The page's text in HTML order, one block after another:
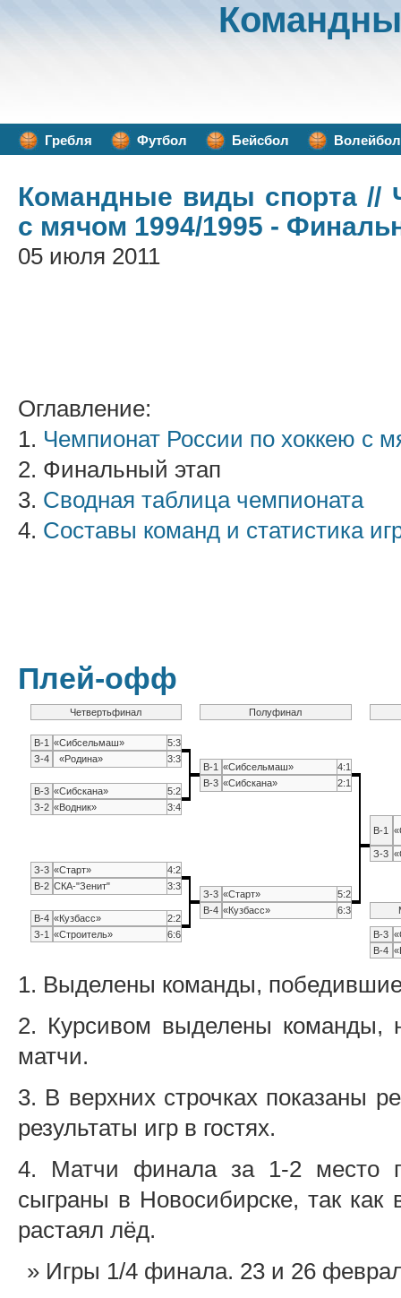
Гребля Футбол Бейсбол Волейбол
Командные виды спорта //
с мячом 1994/1995 -
05 июля 2011
Оглавление:
1. Чемпионат России по хоккею с
2. Финальный этап
3. Сводная таблица чемпионата
4. Составы команд и статистика
Плей-офф
Четвертьфинал Полуфинал
В-1 «Сибсельмаш»
5:3
З-4
«Родина» 3:3
В-1 «Сибсельмаш»
4:1
В-3 «Сибскана» 2:1
В-3 «Сибскана»
5:2
З-2 «Водник» 3:4
В-1
З-3
З-3 «Старт»
4:2
В-2 СКА-"Зенит" 3:3
З-3 «Старт»
5:2
В-4 «Кузбасс» 6:3
В-4 «Кузбасс»
2:2
З-1 «Строитель» 6:6 В-3
В-4
1. Выделены команды,
2. Курсивом выделены команды,
матчи.
3. В верхних строчках показаны
результаты игр в гостях.
4. Матчи финала за 1-2 место
сыграны в Новосибирске, так
растаял лёд.
Игры 1/4 финала. 23 и 26